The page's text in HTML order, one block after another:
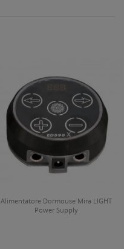
Alimentatore Dormouse Mira LIGHT
Power Supply